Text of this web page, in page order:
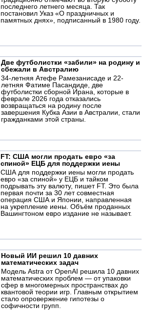
последнего летнего месяца. Так
постановил Указ «О праздничных и
памятных днях», подписанный в 1980 году.
Две футболистки «забили» на родину и
сбежали в Австралию
34-летняя Атефе Рамезанисаде и 22-
летняя Фатиме Пасандиде, две
футболистки сборной Ирана, которые в
феврале 2026 года отказались
возвращаться на родину после
завершения Кубка Азии в Австралии, стали
гражданками этой страны.
FT: США могли продать евро «за
спиной» ЕЦБ для поддержки иены
США для поддержки иены могли продать
евро «за спиной» у ЕЦБ и тайком
подрывать эту валюту, пишет FT. Это была
первая почти за 30 лет совместная
операция США и Японии, направленная
на укрепление иены. Объём проданных
Вашингтоном евро издание не называет.
Новый ИИ решил 10 давних
математических задач
Модель Astra от OpenAI решила 10 давних
математических проблем — от упаковки
сфер в многомерных пространствах до
квантовой теории игр. Главным открытием
стало опровержение гипотезы о
софичности групп.